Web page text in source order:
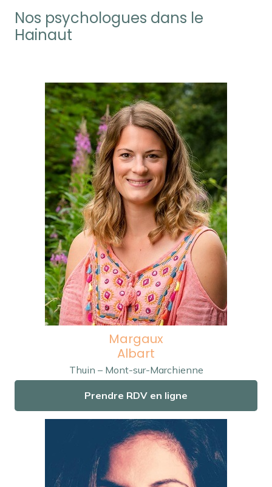
Nos psychologues dans le
Hainaut
Margaux
Albart
Thuin – Mont-sur-Marchienne
Prendre RDV en ligne